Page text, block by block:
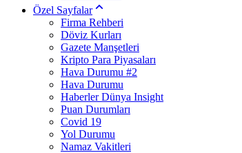
Özel Sayfalar
Firma Rehberi
Döviz Kurları
Gazete Manşetleri
Kripto Para Piyasaları
Hava Durumu #2
Hava Durumu
Haberler Dünya Insight
Puan Durumları
Covid 19
Yol Durumu
Namaz Vakitleri